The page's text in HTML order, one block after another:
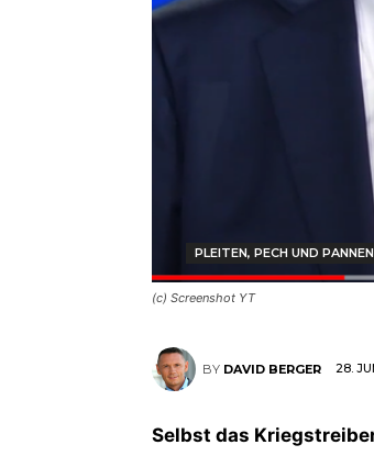
PLEITEN, PECH UND PANNEN
(c) Screenshot YT
BY DAVID BERGER 28.
Selbst das